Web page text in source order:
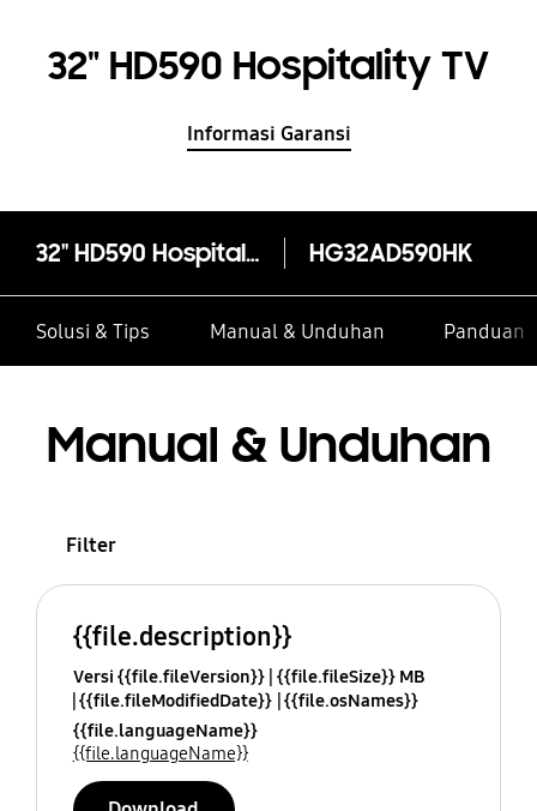
32" HD590 Hospitality TV
Informasi Garansi
32" HD590 Hospitality TV HG32AD590HK
Solusi & Tips Manual & Unduhan Panduan
Manual & Unduhan
Filter
{{file.description}}
Versi {{file.fileVersion}} {{file.fileSize}} MB
{{file.fileModifiedDate}} {{file.osNames}}
{{file.languageName}}
{{file.languageName}}